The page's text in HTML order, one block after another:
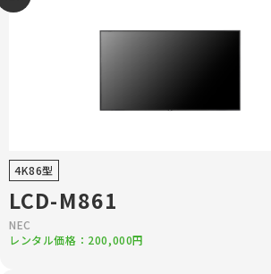
4K86型
LCD-M861
NEC
レンタル価格：200,000円